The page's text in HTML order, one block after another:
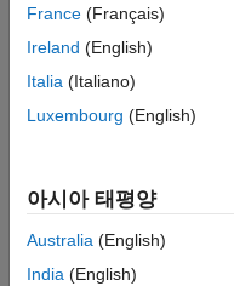
변환 인자 결정이 포함
계산만으로도 충분하며
측정할 수 있습니다. 예제
객체
모두 확장
France (Français)
Ireland (English)
Italia (Italiano)
Luxembourg (English)
아시아 태평양
Australia (English)
India (English)